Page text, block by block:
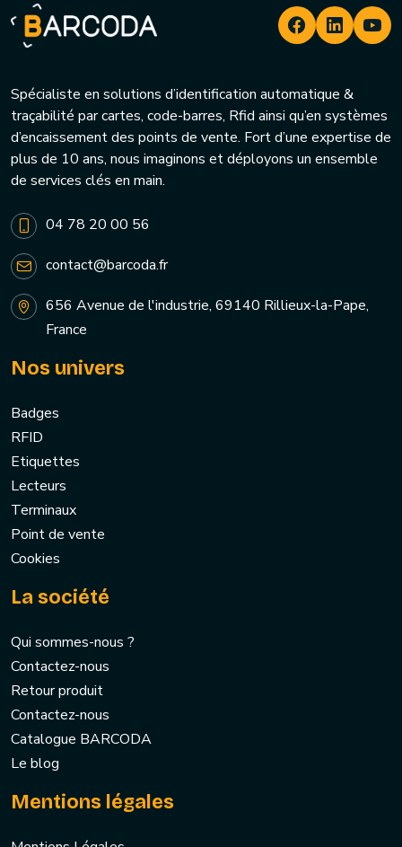
Spécialiste en solutions d’identification automatique &
traçabilité par cartes, code-barres, Rfid ainsi qu’en systèmes
d’encaissement des points de vente. Fort d’une expertise de
plus de 10 ans, nous imaginons et déployons un ensemble
de services clés en main.
04 78 20 00 56
contact@barcoda.fr
656 Avenue de l'industrie, 69140 Rillieux-la-Pape,
France
Nos univers
Badges
RFID
Etiquettes
Lecteurs
Terminaux
Point de vente
Cookies
La société
Qui sommes-nous ?
Contactez-nous
Retour produit
Contactez-nous
Catalogue BARCODA
Le blog
Mentions légales